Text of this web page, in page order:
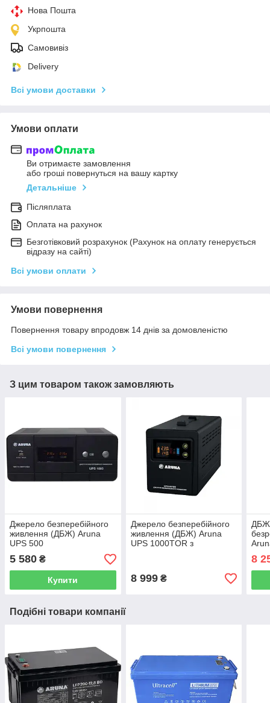
Нова Пошта
Укрпошта
Самовивіз
Delivery
Всі умови доставки
Умови оплати
Ви отримаєте замовлення
або гроші повернуться на вашу картку
Детальніше
Післяплата
Оплата на рахунок
Безготівковий розрахунок (Рахунок на оплату генерується
відразу на сайті)
Всі умови оплати
Умови повернення
Повернення товару впродовж 14 днів за домовленістю
Всі умови повернення
З цим товаром також замовляють
Джерело безперебійного
живлення (ДБЖ) Aruna
UPS 500
5 580 ₴
Купити
Джерело безперебійного
живлення (ДБЖ) Aruna
UPS 1000TOR з
8 999₴
ДБЖ
8
Подібні товари компанії